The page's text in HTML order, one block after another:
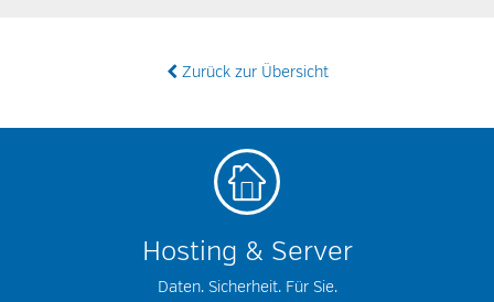
Zurück zur Übersicht
Hosting & Server
Daten. Sicherheit. Für Sie.